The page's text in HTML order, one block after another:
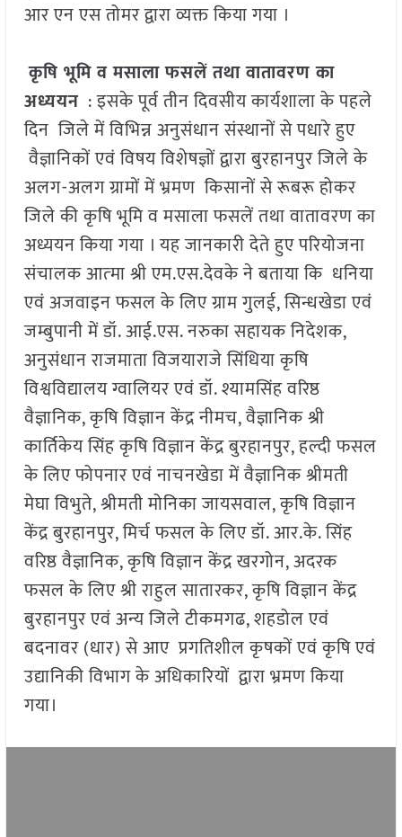
आर एन एस तोमर द्वारा व्यक्त किया गया ।
कृषि भूमि व मसाला फसलें तथा वातावरण का
अध्ययन: इसके पूर्व तीन दिवसीय कार्यशाला के पहले
दिन जिले में विभिन्न अनुसंधान संस्थानों से पधारे हुए
वैज्ञानिकों एवं विषय विशेषज्ञों द्वारा बुरहानपुर जिले के
अलग-अलग ग्रामों में भ्रमण किसानों से रूबरू होकर
जिले की कृषि भूमि व मसाला फसलें तथा वातावरण का
अध्ययन किया गया । यह जानकारी देते हुए परियोजना
संचालक आत्‍मा श्री एम.एस.देवके ने बताया कि धनिया
एवं अजवाइन फसल के लिए ग्राम गुलई, सिन्धखेडा एवं
जम्बुपानी में डॉ. आई.एस. नरुका सहायक निदेशक,
अनुसंधान राजमाता विजयाराजे सिंधिया कृषि
विश्वविद्यालय ग्वालियर एवं डॉ. श्यामसिंह वरिष्ठ
वैज्ञानिक, कृषि विज्ञान केंद्र नीमच, वैज्ञानिक श्री
कार्तिकेय सिंह कृषि विज्ञान केंद्र बुरहानपुर, हल्दी फसल
के लिए फोपनार एवं नाचनखेडा में वैज्ञानिक श्रीमती
मेघा विभुते, श्रीमती मोनिका जायसवाल, कृषि विज्ञान
केंद्र बुरहानपुर, मिर्च फसल के लिए डॉ. आर.के. सिंह
वरिष्ठ वैज्ञानिक, कृषि विज्ञान केंद्र खरगोन, अदरक
फसल के लिए श्री राहुल सातारकर, कृषि विज्ञान केंद्र
बुरहानपुर एवं अन्य जिले टीकमगढ, शहडोल एवं
बदनावर (धार) से आए प्रगतिशील कृषकों एवं कृषि एवं
उद्यानिकी विभाग के अधिकारियों द्वारा भ्रमण किया
गया।